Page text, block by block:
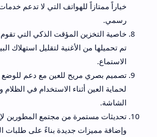
خياراً ممتازاً للهواتف التي لا تدعم
رسمي.
خاصية التخزين المؤقت الذكي التي
تم تحميلها من الأغنية لتقليل استهلاك
الاستماع.
تصميم بصري مريح للعين مع دعم للوضع
لحماية العين أثناء الاستخدام في الظلام
الشاشة.
تحديثات مستمرة من مجتمع المطورين
وإضافة مميزات جديدة بناءً على طلبات